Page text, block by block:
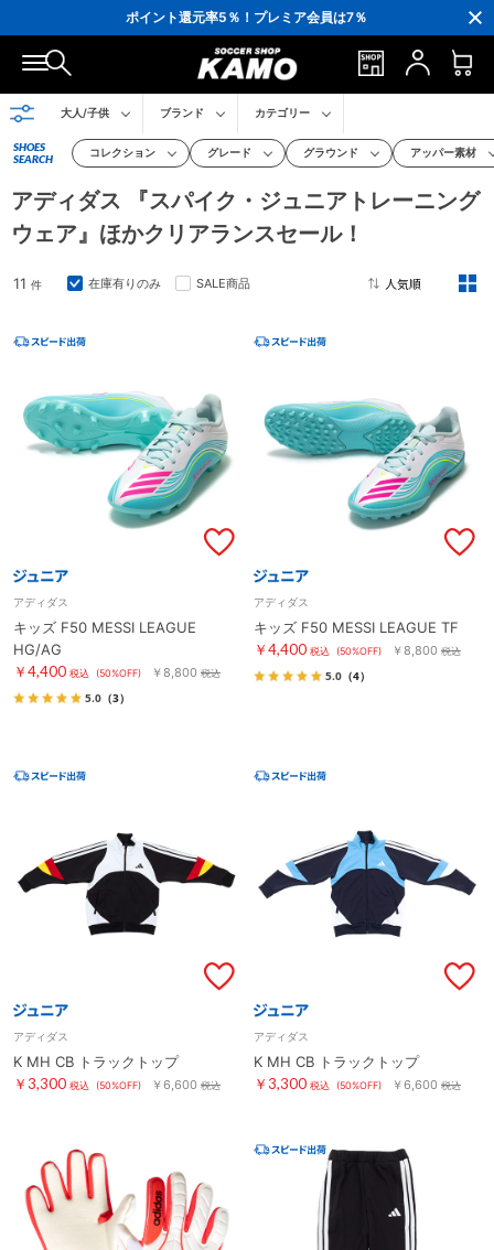
ポイント還元率5％！プレミア会員は7％
会員の方にはお誕生月に「10％OFFクーポン」プレゼント！
16,000円(税込)以上でシューズケースプレゼント！
3,300円(税込)以上で送料無料！
大人/子供 ブランド カテゴリー
SHOES
SEARCH
コレクション グレード グラウンド アッパー素材
アディダス 『スパイク・ジュニアトレーニング
ウェア』ほかクリアランスセール！
11 件 在庫有りのみ SALE商品
アディダス
キッズ F50 MESSI LEAGUE
HG/AG
￥4,400 税込 (50%OFF) ￥8,800 税込
5.0 （3）
アディダス
キッズ F50 MESSI LEAGUE TF
￥4,400 税込 (50%OFF) ￥8,800 税込
5.0 （4）
アディダス
K MH CB トラックトップ
￥3,300 税込 (50%OFF) ￥6,600 税込
アディダス
K MH CB トラックトップ
￥3,300 税込 (50%OFF) ￥6,600 税込